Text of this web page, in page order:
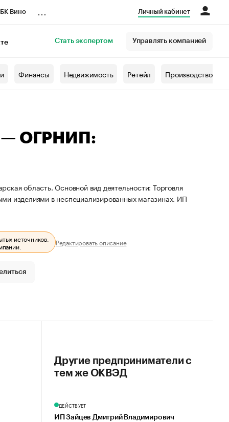
Вино Личный кабинет
Стать экспертом Управлять компанией
Финансы Недвижимость Ретейл Производство
— ОГРНИП:
область. Основной вид деятельности: Торговля
изделиями в неспециализированных магазинах. ИП
источников.
Редактировать описание
Другие предприниматели с
тем же ОКВЭД
ДЕЙСТВУЕТ
ИП Зайцев Дмитрий Владимирович